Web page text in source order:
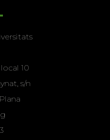
10
s/n